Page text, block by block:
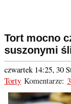
Tort mocno
suszonymi
czwartek 14:25, 30
TortyKomentarze: 3